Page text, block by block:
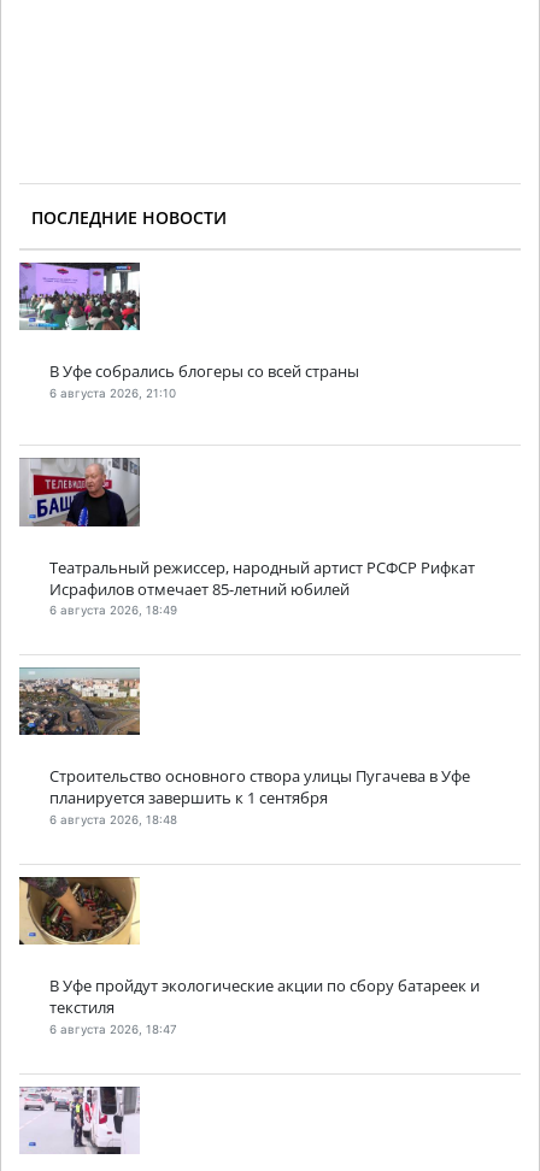
ПОСЛЕДНИЕ НОВОСТИ
В Уфе собрались блогеры со всей страны
6 августа 2026, 21:10
Театральный режиссер, народный артист РСФСР Рифкат
Исрафилов отмечает 85-летний юбилей
6 августа 2026, 18:49
Строительство основного створа улицы Пугачева в Уфе
планируется завершить к 1 сентября
6 августа 2026, 18:48
В Уфе пройдут экологические акции по сбору батареек и
текстиля
6 августа 2026, 18:47